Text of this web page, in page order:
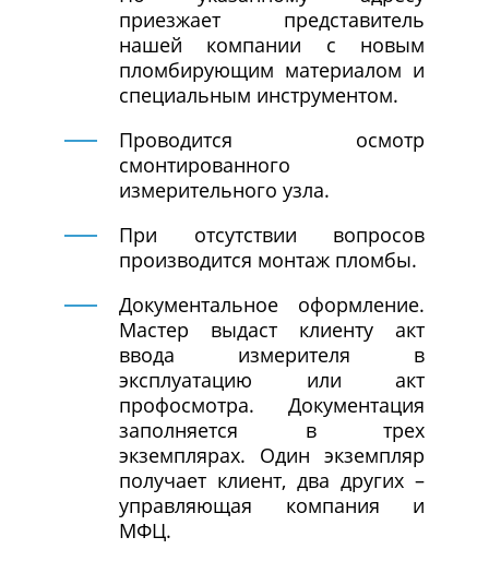
приезжает представитель
нашей компании с новым
пломбирующим материалом и
специальным инструментом.
Проводится осмотр
смонтированного
измерительного узла.
При отсутствии вопросов
производится монтаж пломбы.
Документальное оформление.
Мастер выдаст клиенту акт
ввода измерителя в
эксплуатацию или акт
профосмотра. Документация
заполняется в трех
экземплярах. Один экземпляр
получает клиент, два других –
управляющая компания и
МФЦ.